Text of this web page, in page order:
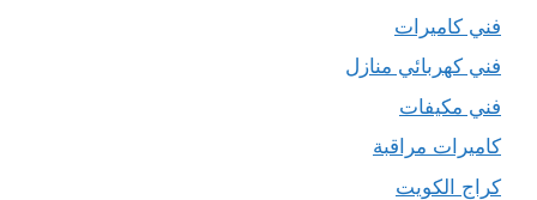
فني كاميرات
فني كهربائي منازل
فني مكيفات
كاميرات مراقبة
كراج الكويت